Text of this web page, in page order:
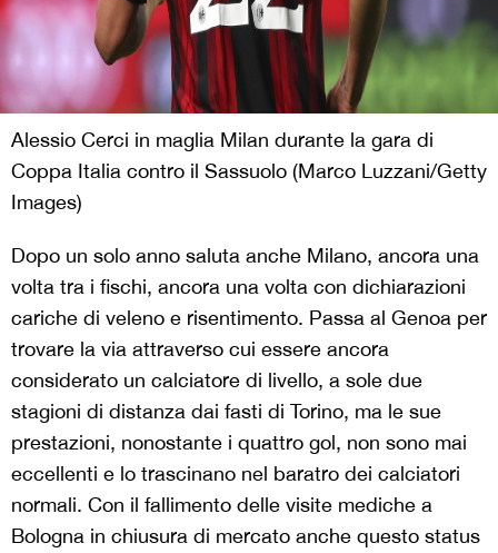
Alessio Cerci in maglia Milan durante la gara di
Coppa Italia contro il Sassuolo (Marco Luzzani/Getty
Images)
Dopo un solo anno saluta anche Milano, ancora una
volta tra i fischi, ancora una volta con dichiarazioni
cariche di veleno e risentimento. Passa al Genoa per
trovare la via attraverso cui essere ancora
considerato un calciatore di livello, a sole due
stagioni di distanza dai fasti di Torino, ma le sue
prestazioni, nonostante i quattro gol, non sono mai
eccellenti e lo trascinano nel baratro dei calciatori
normali. Con il fallimento delle visite mediche a
Bologna in chiusura di mercato anche questo status